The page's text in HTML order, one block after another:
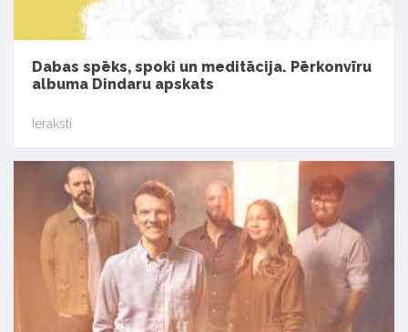
Dabas spēks, spoki un meditācija. Pērkonvīru
albuma Dindaru apskats
Ieraksti